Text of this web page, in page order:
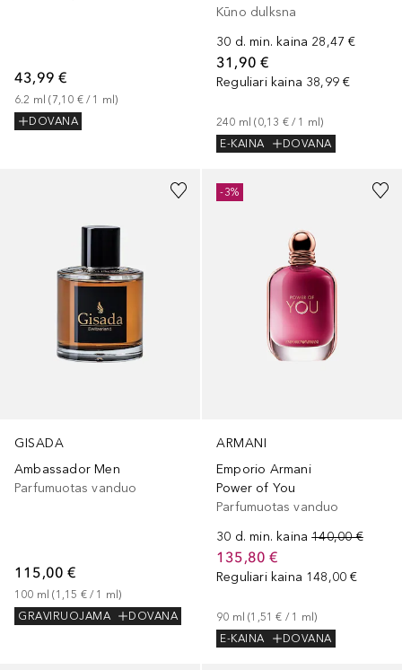
43,99 €
6.2 ml (7,10 € / 1 ml)
DOVANA
Kūno dulksna
30 d. min. kaina 28,47 €
31,90 €
Reguliari kaina 38,99 €
240 ml (0,13 € / 1 ml)
E-KAINA
DOVANA
GISADA
Ambassador Men
Parfumuotas vanduo
115,00 €
100 ml (1,15 € / 1 ml)
GRAVIRUOJAMA
DOVANA
ARMANI
Emporio Armani
Power of You
Parfumuotas vanduo
30 d. min. kaina 140,00 €
135,80 €
Reguliari kaina 148,00 €
90 ml (1,51 € / 1 ml)
E-KAINA
DOVANA
-3%